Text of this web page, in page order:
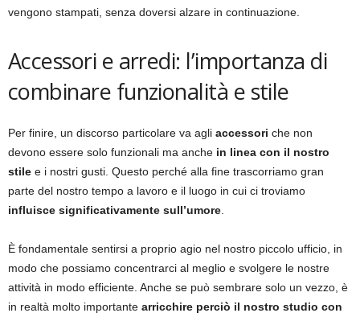
vengono stampati, senza doversi alzare in continuazione.
Accessori e arredi: l’importanza di
combinare funzionalità e stile
Per finire, un discorso particolare va agli accessori che non
devono essere solo funzionali ma anche in linea con il nostro
stile e i nostri gusti. Questo perché alla fine trascorriamo gran
parte del nostro tempo a lavoro e il luogo in cui ci troviamo
influisce significativamente sull’umore
È fondamentale sentirsi a proprio agio nel nostro piccolo ufficio, in
modo che possiamo concentrarci al meglio e svolgere le nostre
attività in modo efficiente. Anche se può sembrare solo un vezzo, è
in realtà molto importante arricchire perciò il nostro studio con